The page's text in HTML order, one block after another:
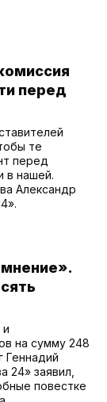
перед
те
перед
в нашей.
Александр
на сумму 248
Геннадий
24» заявил,
повестке